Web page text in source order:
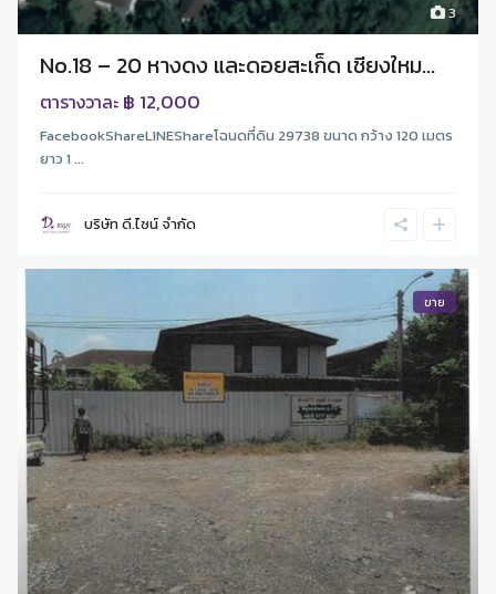
3
No.18 – 20 หางดง และดอยสะเก็ด เชียงใหม...
ตารางวาละ ฿ 12,000
FacebookShareLINEShareโฉนดที่ดิน 29738 ขนาด กว้าง 120 เมตร
ยาว 1 ...
บริษัท ดี.ไซน์ จํากัด
ขาย